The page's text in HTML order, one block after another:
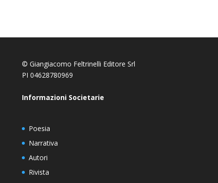
© Giangiacomo Feltrinelli Editore Srl
PI 04628780969
Informazioni Societarie
Poesia
Narrativa
Autori
Rivista